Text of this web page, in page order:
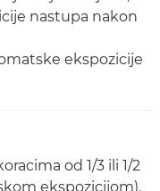
nastupa nakon
ekspozicije
od 1/3 ili 1/2
ekspozicijom).